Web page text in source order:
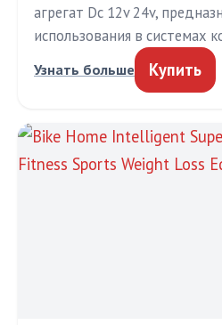
агрегат Dc 12v 24v,
использования в системах
Узнать больше Купить